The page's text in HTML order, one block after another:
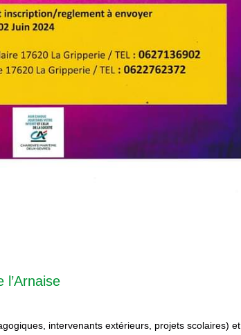
l’Arnaise
intervenants extérieurs, projets scolaires) et